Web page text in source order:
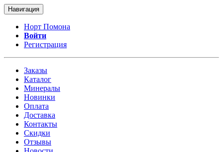
Навигация
Норт Помона
Войти
Регистрация
Заказы
Каталог
Минералы
Новинки
Оплата
Доставка
Контакты
Скидки
Отзывы